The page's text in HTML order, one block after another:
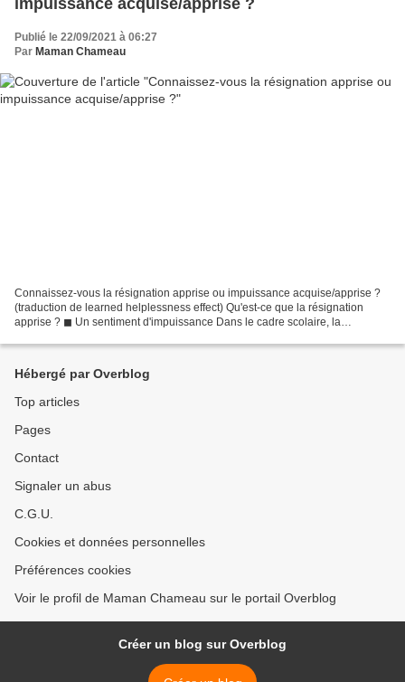
Publié le 22/09/2021 à 06:27
Par Maman Chameau
Connaissez-vous la résignation apprise ou impuissance acquise/apprise ?
(traduction de learned helplessness effect) Qu'est-ce que la résignation
apprise ? ◼ Un sentiment d'impuissance Dans le cadre scolaire, la
Hébergé par Overblog
Top articles
Pages
Contact
Signaler un abus
C.G.U.
Cookies et données personnelles
Préférences cookies
Voir le profil de Maman Chameau sur le portail Overblog
Créer un blog sur Overblog